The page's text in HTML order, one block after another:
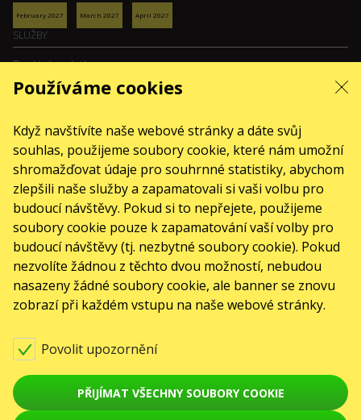
Používáme cookies
Když navštívíte naše webové stránky a dáte svůj
souhlas, použijeme soubory cookie, které nám umožní
shromažďovat údaje pro souhrnné statistiky, abychom
zlepšili naše služby a zapamatovali si vaši volbu pro
budoucí návštěvy. Pokud si to nepřejete, použijeme
soubory cookie pouze k zapamatování vaší volby pro
budoucí návštěvy (tj. nezbytné soubory cookie). Pokud
nezvolíte žádnou z těchto dvou možností, nebudou
nasazeny žádné soubory cookie, ale banner se znovu
zobrazí při každém vstupu na naše webové stránky.
Povolit upozornění
PŘIJÍMAT VŠECHNY SOUBORY COOKIE
February 2027 March 2027 April 2027
SLUŽBY
Dodání a platba
Mapa stránek
front.news.title
Pro organizátory
Logo pro plakáty a média
O společnosti
Veřejná nabídka